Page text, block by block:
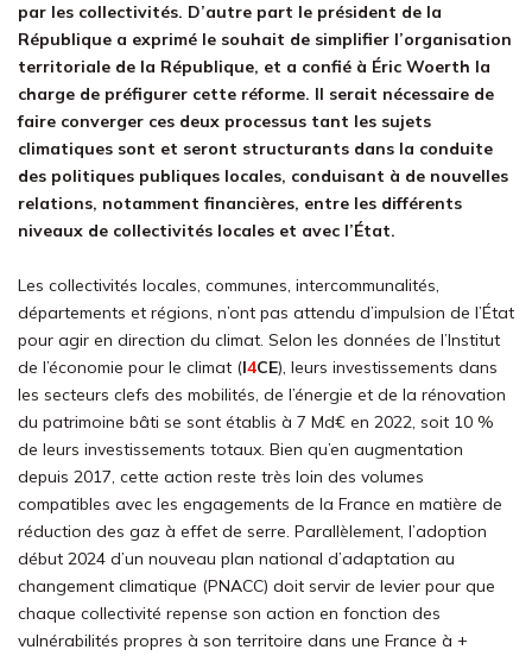
par les collectivités. D’autre part le président de la
République a exprimé le souhait de simplifier l’organisation
territoriale de la République, et a confié à Éric Woerth la
charge de préfigurer cette réforme. Il serait nécessaire de
faire converger ces deux processus tant les sujets
climatiques sont et seront structurants dans la conduite
des politiques publiques locales, conduisant à de nouvelles
relations, notamment financières, entre les différents
niveaux de collectivités locales et avec l’État.
Les collectivités locales, communes, intercommunalités,
départements et régions, n’ont pas attendu d’impulsion de l’État
pour agir en direction du climat. Selon les données de l’Institut
de l’économie pour le climat (I4CE), leurs investissements dans
les secteurs clefs des mobilités, de l’énergie et de la rénovation
du patrimoine bâti se sont établis à 7 Md€ en 2022, soit 10 %
de leurs investissements totaux. Bien qu’en augmentation
depuis 2017, cette action reste très loin des volumes
compatibles avec les engagements de la France en matière de
réduction des gaz à effet de serre. Parallèlement, l’adoption
début 2024 d’un nouveau plan national d’adaptation au
changement climatique (PNACC) doit servir de levier pour que
chaque collectivité repense son action en fonction des
vulnérabilités propres à son territoire dans une France à +